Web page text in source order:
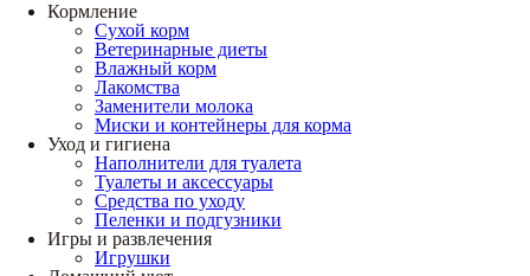
Кормление
Сухой корм
Ветеринарные диеты
Влажный корм
Лакомства
Заменители молока
Миски и контейнеры для корма
Уход и гигиена
Наполнители для туалета
Туалеты и аксессуары
Средства по уходу
Пеленки и подгузники
Игры и развлечения
Игрушки